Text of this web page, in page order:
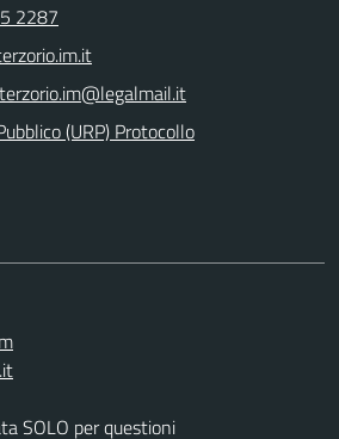
2287
(URP) Protocollo
SOLO per questioni